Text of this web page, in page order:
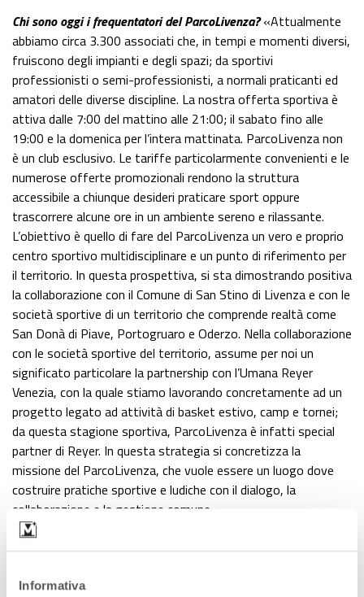
Informativa
Chi sono oggi i frequentatori del ParcoLivenza? «Attualmente
abbiamo circa 3.300 associati che, in tempi e momenti diversi,
fruiscono degli impianti e degli spazi; da sportivi
professionisti o semi-professionisti, a normali praticanti ed
amatori delle diverse discipline. La nostra offerta sportiva è
attiva dalle 7:00 del mattino alle 21:00; il sabato fino alle
19:00 e la domenica per l’intera mattinata. ParcoLivenza non
è un club esclusivo. Le tariffe particolarmente convenienti e le
numerose offerte promozionali rendono la struttura
accessibile a chiunque desideri praticare sport oppure
trascorrere alcune ore in un ambiente sereno e rilassante.
L’obiettivo è quello di fare del ParcoLivenza un vero e proprio
centro sportivo multidisciplinare e un punto di riferimento per
il territorio. In questa prospettiva, si sta dimostrando positiva
la collaborazione con il Comune di San Stino di Livenza e con le
società sportive di un territorio che comprende realtà come
San Donà di Piave, Portogruaro e Oderzo. Nella collaborazione
con le società sportive del territorio, assume per noi un
significato particolare la partnership con l’Umana Reyer
Venezia, con la quale stiamo lavorando concretamente ad un
progetto legato ad attività di basket estivo, camp e tornei;
da questa stagione sportiva, ParcoLivenza è infatti special
partner di Reyer. In questa strategia si concretizza la
missione del ParcoLivenza, che vuole essere un luogo dove
costruire pratiche sportive e ludiche con il dialogo, la
collaborazione e la gestione comune».
Ha parlato di attività ludiche. Cosa si intende?
al suo interno si possono trovare diverse opzioni per